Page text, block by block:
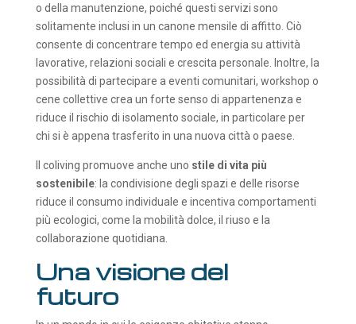
o della manutenzione, poiché questi servizi sono
solitamente inclusi in un canone mensile di affitto. Ciò
consente di concentrare tempo ed energia su attività
lavorative, relazioni sociali e crescita personale. Inoltre, la
possibilità di partecipare a eventi comunitari, workshop o
cene collettive crea un forte senso di appartenenza e
riduce il rischio di isolamento sociale, in particolare per
chi si è appena trasferito in una nuova città o paese.
Il coliving promuove anche uno stile di vita più
sostenibile: la condivisione degli spazi e delle risorse
riduce il consumo individuale e incentiva comportamenti
più ecologici, come la mobilità dolce, il riuso e la
collaborazione quotidiana.
Una visione del
futuro